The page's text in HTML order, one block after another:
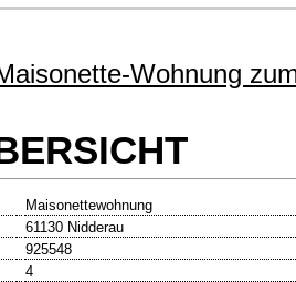
Wohnung
Maisonettewohnung
61130 Nidderau
925548
4